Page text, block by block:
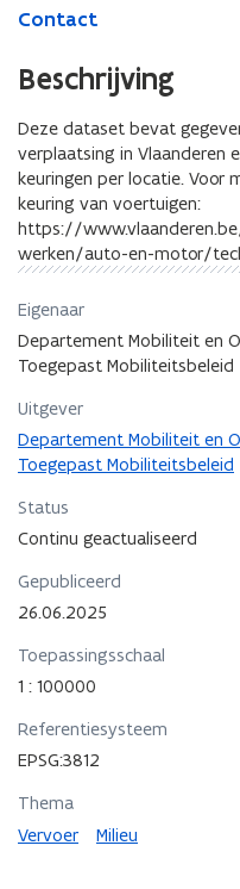
Contact
Beschrijving
Deze dataset bevat
verplaatsing in Vlaanderen
keuringen per locatie. Voor
keuring van voertuigen:
https://
werken/auto-en-motor/
Eigenaar
Departement Mobiliteit en
Toegepast Mobiliteitsbeleid
Uitgever
Departement Mobiliteit en
Toegepast Mobiliteitsbeleid
Status
Continu geactualiseerd
Gepubliceerd
26.06.2025
Toepassingsschaal
1 : 100000
Referentiesysteem
EPSG:3812
Thema
Vervoer
Milieu